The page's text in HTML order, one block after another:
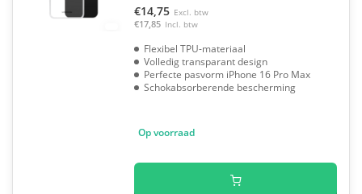
€14,75 Excl. btw
€17,85 Incl. btw
Flexibel TPU-materiaal
Volledig transparant design
Perfecte pasvorm iPhone 16 Pro Max
Schokabsorberende bescherming
Op voorraad